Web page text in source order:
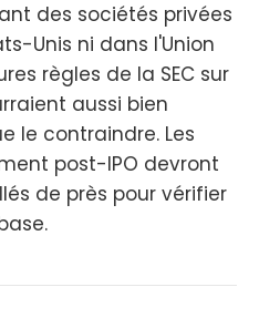
des sociétés privées
Unis ni dans l'Union
règles de la SEC sur
aussi bien
le contraindre. Les
post-IPO devront
de près pour vérifier